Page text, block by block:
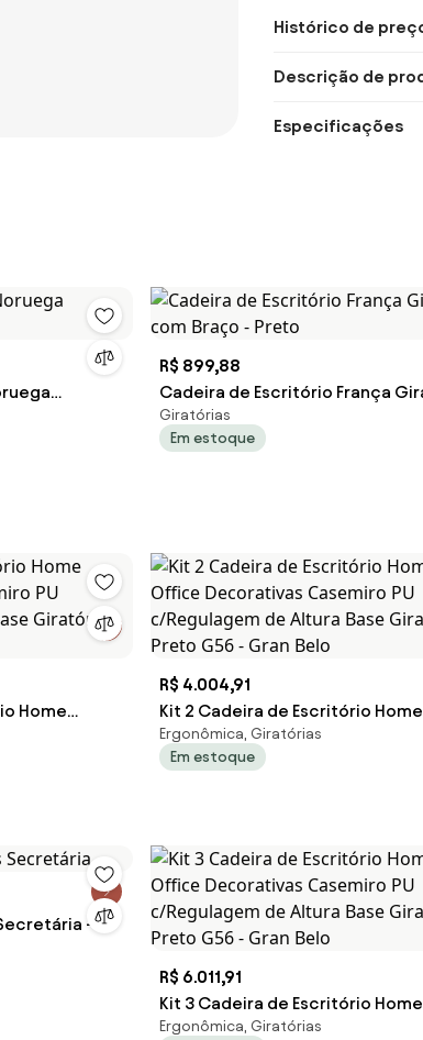
Histórico de
Descrição de
Especificações
R$ 899,88
Cadeira de Escritório França
com Braço - Preto
Giratórias
Em estoque
Home
PU
Giratória
R$ 4.004,91
Kit 2 Cadeira de Escritório Home
Office Decorativas Casemiro PU
c/Regulagem de Altura Base
Ergonômica, Giratórias
Em estoque
-
R$ 6.011,91
Kit 3 Cadeira de Escritório Home
Office Decorativas Casemiro PU
Ergonômica, Giratórias